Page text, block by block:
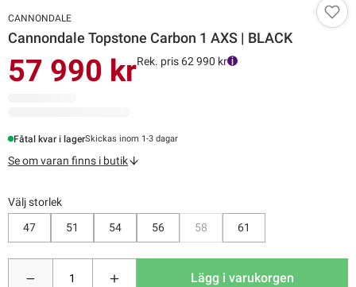
CANNONDALE
Cannondale Topstone Carbon 1 AXS | BLACK
57 990 krRek. pris 62 990 kr
Fåtal kvar i lagerSkickas inom 1-3 dagar
Se om varan finns i butik
Välj storlek
47
51 54 56 58 61
Lägg i varukorgen